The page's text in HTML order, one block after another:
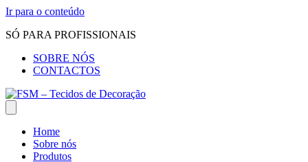
Ir para o conteúdo
SÓ PARA PROFISSIONAIS
SOBRE NÓS
CONTACTOS
Home
Sobre nós
Produtos